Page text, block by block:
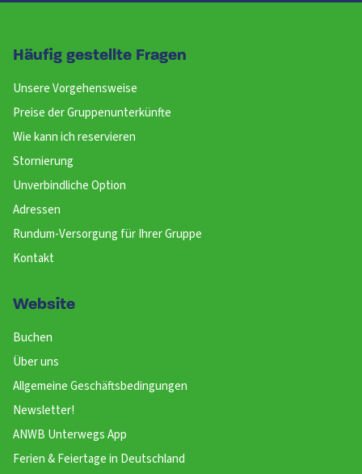
Häufig gestellte Fragen
Unsere Vorgehensweise
Preise der Gruppenunterkünfte
Wie kann ich reservieren
Stornierung
Unverbindliche Option
Adressen
Rundum-Versorgung für Ihrer Gruppe
Kontakt
Website
Buchen
Über uns
Allgemeine Geschäftsbedingungen
Newsletter!
ANWB Unterwegs App
Ferien & Feiertage in Deutschland